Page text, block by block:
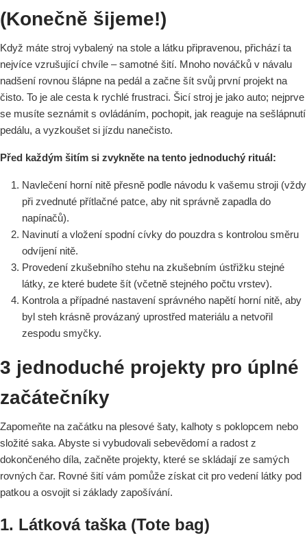
(Konečně šijeme!)
Když máte stroj vybalený na stole a látku připravenou, přichází ta
nejvíce vzrušující chvíle – samotné šití. Mnoho nováčků v návalu
nadšení rovnou šlápne na pedál a začne šít svůj první projekt na
čisto. To je ale cesta k rychlé frustraci. Šicí stroj je jako auto; nejprve
se musíte seznámit s ovládáním, pochopit, jak reaguje na sešlápnutí
pedálu, a vyzkoušet si jízdu nanečisto.
Před každým šitím si zvykněte na tento jednoduchý rituál:
Navlečení horní nitě přesně podle návodu k vašemu stroji (vždy
při zvednuté přítlačné patce, aby nit správně zapadla do
napínačů).
Navinutí a vložení spodní cívky do pouzdra s kontrolou směru
odvíjení nitě.
Provedení zkušebního stehu na zkušebním ústřižku stejné
látky, ze které budete šít (včetně stejného počtu vrstev).
Kontrola a případné nastavení správného napětí horní nitě, aby
byl steh krásně provázaný uprostřed materiálu a netvořil
zespodu smyčky.
3 jednoduché projekty pro úplné
začátečníky
Zapomeňte na začátku na plesové šaty, kalhoty s poklopcem nebo
složité saka. Abyste si vybudovali sebevědomí a radost z
dokončeného díla, začněte projekty, které se skládají ze samých
rovných čar. Rovné šití vám pomůže získat cit pro vedení látky pod
patkou a osvojit si základy zapošívání.
1. Látková taška (Tote bag)